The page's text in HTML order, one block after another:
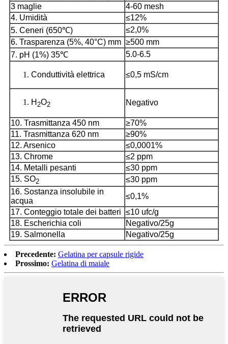
3 maglie
4-60 mesh
4. Umidità
≤12%
5. Ceneri (650℃)
≤2,0%
6. Trasparenza (5%, 40°C) mm ≥500 mm
7. pH (1%) 35℃
5.0-6.5
Conduttività elettrica ≤0,5 mS/cm
H 2O2 Negativo
10. Trasmittanza 450 nm
≥70%
11. Trasmittanza 620 nm
≥90%
12. Arsenico
≤0,0001%
13. Chrome
≤2 ppm
14. Metalli pesanti
≤30 ppm
15. SO2
≤30 ppm
16. Sostanza insolubile in
acqua
≤0,1%
17. Conteggio totale dei batteri ≤10 ufc/g
18. Escherichia coli
Negativo/25g
19. Salmonella
Negativo/25g
Precedente: Gelatina per capsule rigide
Prossimo: Gelatina di maiale